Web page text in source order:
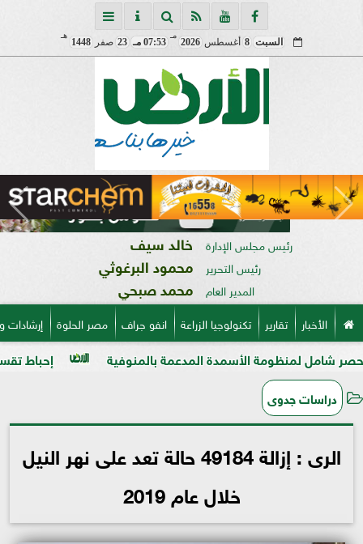
السبت 8 أغسطس 2026
مـ
07:53 مـ 23 صفر 1448
هـ
رئيس مجلس الإدارة خالد سيف
رئيس التحرير محمود البرغوثي
المدير العام محمد صبحي
الأخبار تقارير تكنولوجيا الزراعة انفو جراف مصر الحلوة
إحباط تقسيم قطعة أرض على مساحة 2000 الأسمدة المدعمة بالمنوفية
دراسات جدوى
الرى : إزالة 49184 حالة تعد على نهر النيل
خلال عام 2019